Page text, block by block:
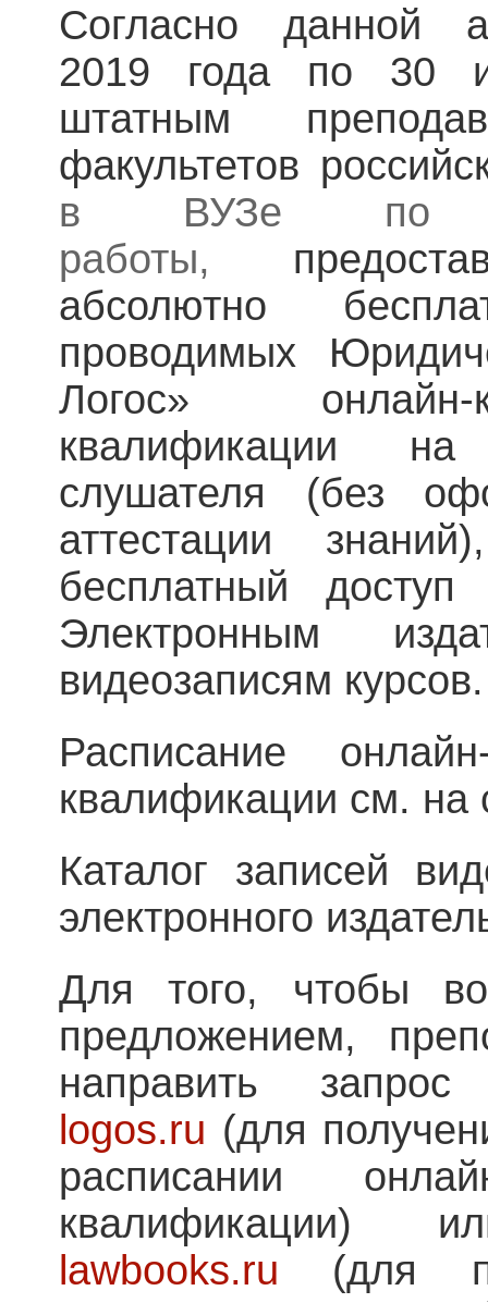
Согласно данной
2019 года по 30
штатным
факультетов
в ВУЗе по
работы,
абсолютно
проводимых
Логос» онлайн-
квалификации
слушателя (без
аттестации
бесплатный
Электронным
видеозаписям курсов.
Расписание
квалификации см. на
Каталог записей
электронного
Для того, чтобы
предложением,
направить
logos.ru (для
расписании
lawbooks.ru (для